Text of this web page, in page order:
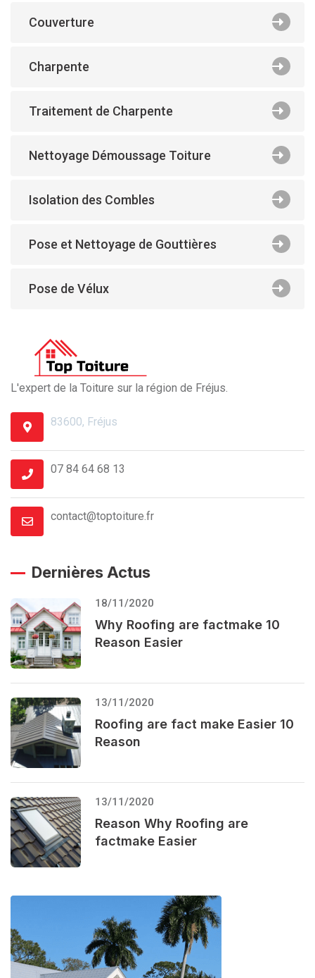
Couverture
Charpente
Traitement de Charpente
Nettoyage Démoussage Toiture
Isolation des Combles
Pose et Nettoyage de Gouttières
Pose de Vélux
L'expert de la Toiture sur la région de Fréjus.
83600, Fréjus
07 84 64 68 13
contact@toptoiture.fr
Dernières Actus
18/11/2020
Why Roofing are factmake 10
Reason Easier
13/11/2020
Roofing are fact make Easier 10
Reason
13/11/2020
Reason Why Roofing are
factmake Easier